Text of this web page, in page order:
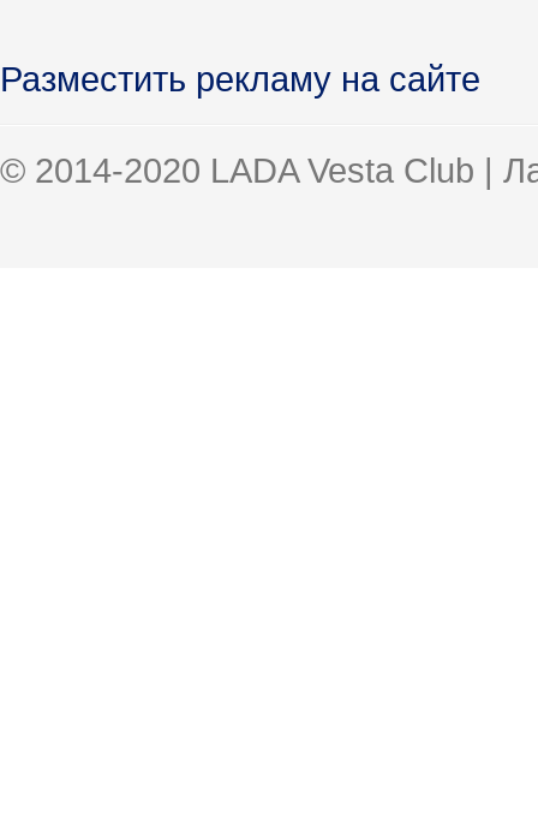
Разместить рекламу на сайте
© 2014-2020 LADA Vesta Club |